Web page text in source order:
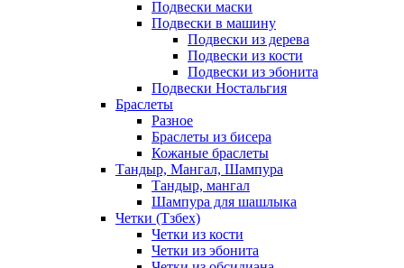
Подвески маски
Подвески в машину
Подвески из дерева
Подвески из кости
Подвески из эбонита
Подвески Ностальгия
Браслеты
Разное
Браслеты из бисера
Кожаные браслеты
Тандыр, Мангал, Шампура
Тандыр, мангал
Шампура для шашлыка
Четки (Тзбех)
Четки из кости
Четки из эбонита